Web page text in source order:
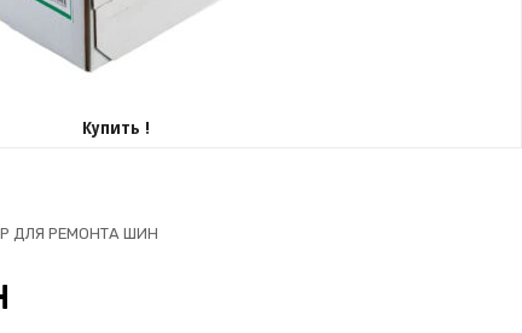
Купить !
ДЛЯ РЕМОНТА ШИН